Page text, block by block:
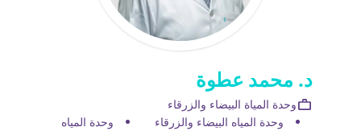
د. محمد عطوة
وحدة المياة البيضاء والزرقاء
وحدة المياه البيضاء والزرقاء
وحدة المياه